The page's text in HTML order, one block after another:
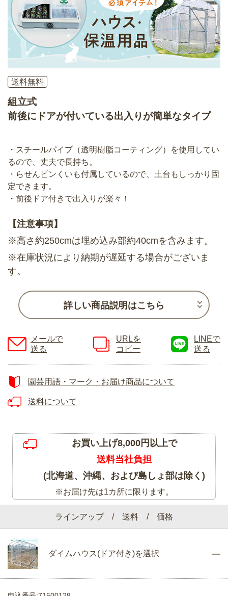
送料無料
組立式
前後にドアが付いている出入りが簡単なタイプ
ラインアップ / 送料 / 価格
ダイムハウス(ドア付き)を選択
・スチールパイプ（透明樹脂コーティング）を使用してい
るので、丈夫で長持ち。
・らせんピンくいも付属しているので、土台もしっかり固
定できます。
・前後ドア付きで出入りが楽々！
【注意事項】
※高さ約250cmは埋め込み部約40cmを含みます。
※在庫状況により納期が遅延する場合がございま
す。
詳しい商品説明はこちら
メールで
送る
URLを
コピー
LINEで
送る
園芸用語・マーク・お届け商品について
送料について
お買い上げ8,000円以上で
送料当社負担
(北海道、沖縄、および島しょ部は除く)
※お届け先は1カ所に限ります。